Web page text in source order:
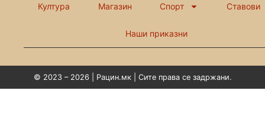
Култура Магазин Спорт Ставови
Наши приказни
© 2023 – 2026 | Рацин.мк | Сите права се задржани.